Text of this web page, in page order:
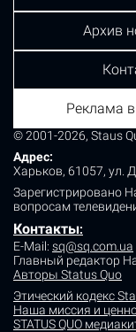
© 2001-2026, Staus
Адрес:
Харьков, 61057, ул.
Зарегистрировано
вопросам
Контакты:
E-Mail: sq@sq.com.ua
Главный редактор
Авторы Status Quo
Этический кодекс
Наша миссия и
STATUS QUO
Архив
Реклама